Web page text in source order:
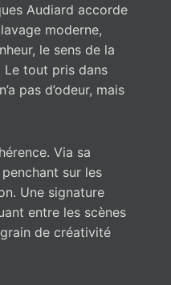
Audiard accorde
moderne,
le sens de la
Le tout pris dans
pas d’odeur, mais
Via sa
penchant sur les
Une signature
entre les scènes
de créativité